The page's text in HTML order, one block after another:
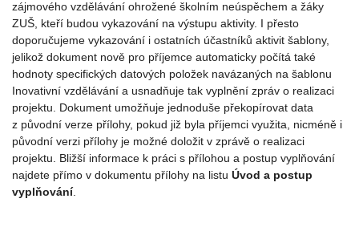
zájmového vzdělávání ohrožené školním neúspěchem a žáky
ZUŠ, kteří budou vykazování na výstupu aktivity. I přesto
doporučujeme vykazování i ostatních účastníků aktivit šablony,
jelikož dokument nově pro příjemce automaticky počítá také
hodnoty specifických datových položek navázaných na šablonu
Inovativní vzdělávání a usnadňuje tak vyplnění zpráv o realizaci
projektu. Dokument umožňuje jednoduše překopírovat data
z původní verze přílohy, pokud již byla příjemci využita, nicméně i
původní verzi přílohy je možné doložit v zprávě o realizaci
projektu. Bližší informace k práci s přílohou a postup vyplňování
najdete přímo v dokumentu přílohy na listu Úvod a postup
vyplňování.